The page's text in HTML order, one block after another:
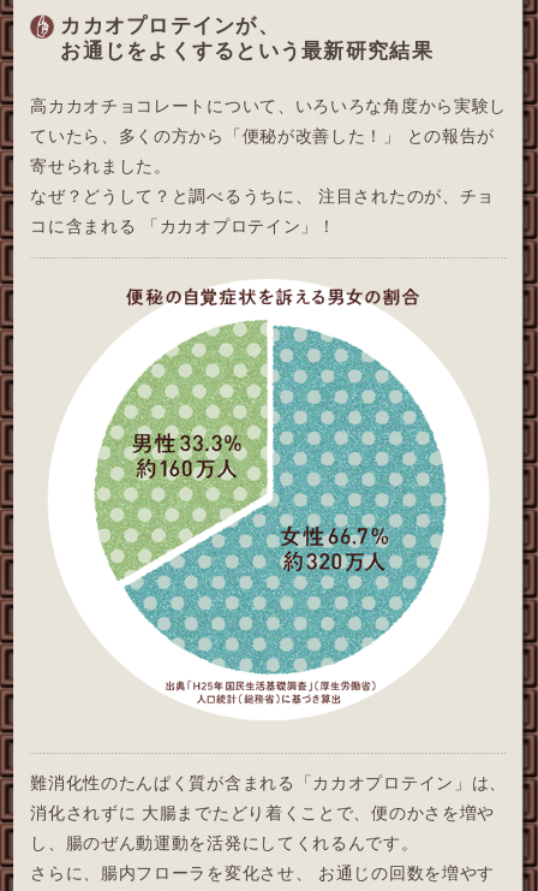
カカオプロテインが、
お通じをよくするという最新研究結果
高カカオチョコレートについて、 いろいろな角度から実験し
ていたら、 多くの方から「便秘が改善した！」
との報告が
寄せられました。
なぜ？どうして？と調べるうちに、
注目されたのが、チョ
コに含まれる
「カカオプロテイン」！
難消化性のたんぱく質が含まれる
「カカオプロテイン」は、
消化されずに 大腸までたどり着くことで、便のかさを増や
し、腸のぜん動運動を活発にしてくれるんです。
さらに、腸内フローラを変化させ、
お通じの回数を増やす